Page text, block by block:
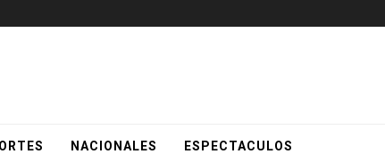
NACIONALES ESPECTACULOS